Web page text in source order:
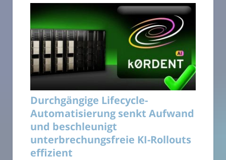
Durchgängige Lifecycle-
Automatisierung senkt Aufwand
und beschleunigt
unterbrechungsfreie KI-Rollouts
effizient